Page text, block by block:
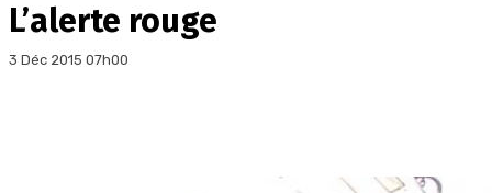
L’alerte rouge
3 Déc 2015 07h00